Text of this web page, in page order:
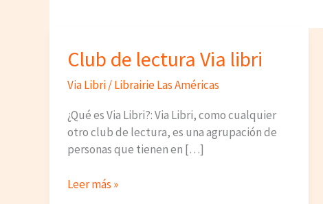
Club de lectura Via libri
Via Libri/Librairie Las Américas
¿Qué es Via Libri?: Via Libri, como cualquier
otro club de lectura, es una agrupación de
personas que tienen en […]
Club
Leer más »